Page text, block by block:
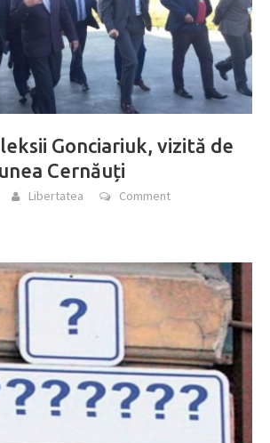
Gonciariuk, vizită de
Cernăuți
Libertatea Comment